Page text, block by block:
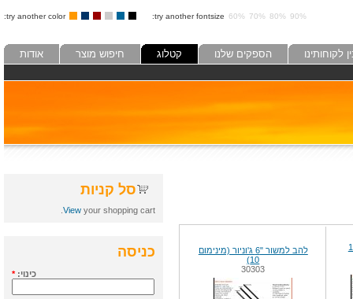
try another color: try another fontsize: 60% 70% 80% 90%
אודות חיפוש מוצר קטלוג הספקים שלנו
סל קניות
Viewyour shopping cart.
כניסה
כינוי:*
להב למשור "6 ג'וניור (מינימום
10)
30303